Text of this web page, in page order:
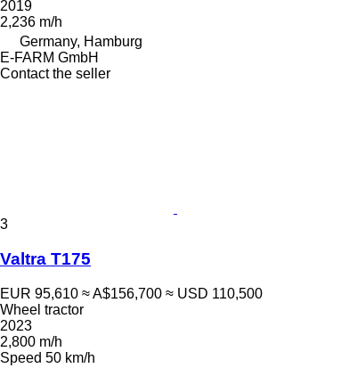
2019
2,236 m/h
Germany, Hamburg
E-FARM GmbH
Contact the seller
3
Valtra T175
EUR 95,610 ≈ A$156,700 ≈ USD 110,500
Wheel tractor
2023
2,800 m/h
Speed 50 km/h